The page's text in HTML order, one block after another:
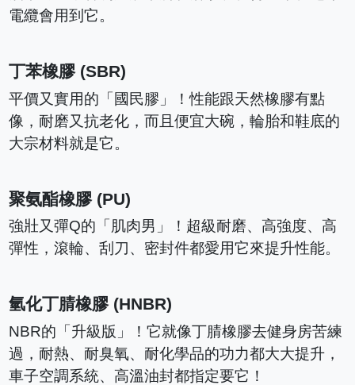
電纜會用到它。
丁苯橡膠 (SBR)
平價又實用的「國民膠」！性能跟天然橡膠有點
像，耐磨又抗老化，而且便宜大碗，輪胎和鞋底的
大宗材料就是它。
聚氨酯橡膠 (PU)
強壯又彈Q的「肌肉男」！超級耐磨、高強度、高
彈性，滾輪、刮刀、密封件都愛用它來提升性能。
氫化丁腈橡膠 (HNBR)
NBR的「升級版」！它就像丁腈橡膠去健身房苦練
過，耐熱、耐臭氧、耐化學品的功力都大大提升，
車子空調系統、高溫油封都指定要它！